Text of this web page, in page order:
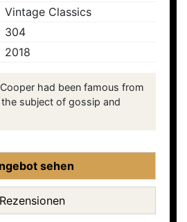
Vintage Classics
304
2018
had been famous from
subject of gossip and
sehen
Rezensionen